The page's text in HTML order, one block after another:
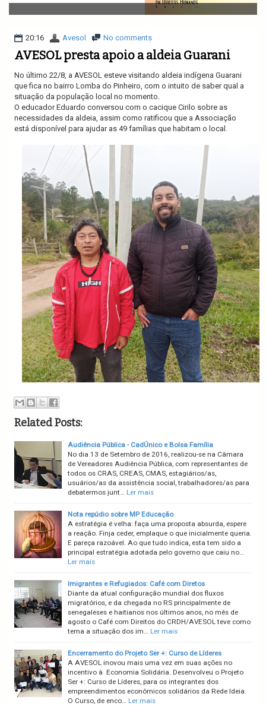
v
i
a
i
n
20:16 Avesol No comments
AVESOL presta apoio a aldeia Guarani
No último 22/8, a AVESOL esteve visitando aldeia indígena Guarani
que fica no bairro Lomba do Pinheiro, com o intuito de saber qual a
situação da população local no momento.
O educador Eduardo conversou com o cacique Cirilo sobre as
necessidades da aldeia, assim como ratificou que a Associação
está disponível para ajudar as 49 famílias que habitam o local.
Related Posts:
Audiência Pública - CadÚnico e Bolsa Família
No dia 13 de Setembro de 2016, realizou-se na Câmara
de Vereadores Audiência Pública, com representantes de
todos os CRAS, CREAS, CMAS, estagiários/as,
usuários/as da assistência social, trabalhadores/as para
debatermos junt… Ler mais
Nota repúdio sobre MP Educação
A estratégia é velha: faça uma proposta absurda, espere
a reação. Finja ceder, emplaque o que inicialmente queria.
E pareça razoável. Ao que tudo indica, esta tem sido a
principal estratégia adotada pelo governo que caiu no…
Ler mais
Imigrantes e Refugiados: Café com Diretos
Diante da atual configuração mundial dos fluxos
migratórios, e da chegada no RS principalmente de
senegaleses e haitianos nos últimos anos, no mês de
agosto o Café com Direitos do CRDH/AVESOL teve como
tema a situação dos im… Ler mais
Encerramento do Projeto Ser +: Curso de Líderes
A AVESOL inovou mais uma vez em suas ações no
incentivo à Economia Solidária. Desenvolveu o Projeto
Ser +: Curso de Líderes, para os integrantes dos
empreendimentos econômicos solidários da Rede Ideia.
O Curso, de enco… Ler mais